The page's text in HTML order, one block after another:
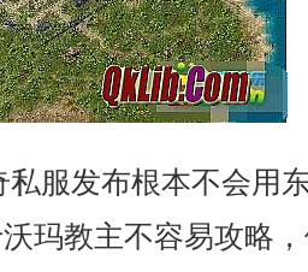
服发布根本不会用
玛教主不容易攻略